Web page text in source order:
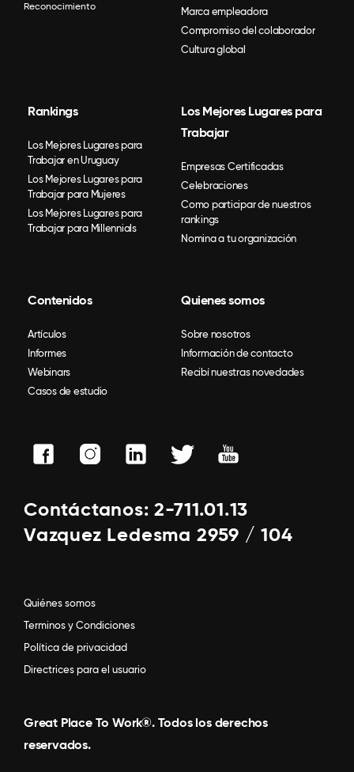
Reconocimiento
Marca empleadora
Compromiso del colaborador
Cultura global
Rankings
Los Mejores Lugares para
Trabajar en Uruguay
Los Mejores Lugares para
Trabajar para Mujeres
Los Mejores Lugares para
Trabajar para Millennials
Los Mejores Lugares para
Trabajar
Empresas Certificadas
Celebraciones
Como participar de nuestros
rankings
Nomina a tu organización
Contenidos
Artículos
Informes
Webinars
Casos de estudio
Quienes somos
Sobre nosotros
Información de contacto
Recibí nuestras novedades
Contáctanos: 2-711.01.13
Vazquez Ledesma 2959 / 104
Quiénes somos
Terminos y Condiciones
Política de privacidad
Directrices para el usuario
Great Place To Work®. Todos los derechos
reservados.